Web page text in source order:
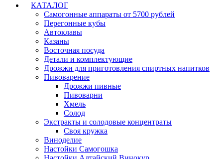
КАТАЛОГ
Самогонные аппараты от 5700 рублей
Перегонные кубы
Автоклавы
Казаны
Восточная посуда
Детали и комплектующие
Дрожжи для приготовления спиртных напитков
Пивоварение
Дрожжи пивные
Пивоварни
Хмель
Солод
Экстракты и солодовые концентраты
Своя кружка
Виноделие
Настойки Самогошка